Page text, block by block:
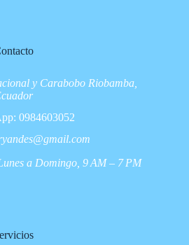
y Carabobo Riobamba,
0984603052
a Domingo, 9 AM – 7 PM